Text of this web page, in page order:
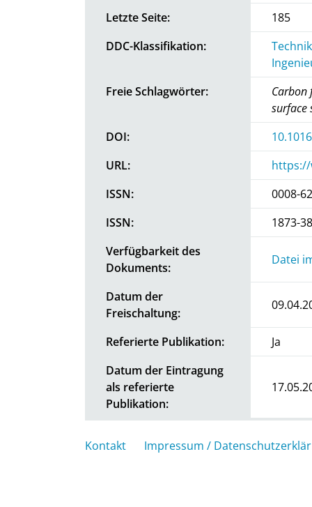
Letzte Seite:
185
DDC-Klassifikation:
Freie Schlagwörter:
Carbon
surface
DOI:
URL:
https://
ISSN:
0008-
ISSN:
1873-
Verfügbarkeit des
Dokuments:
Datei
Datum der
Freischaltung:
Referierte Publikation:
Ja
Datum der Eintragung
als referierte
Publikation:
Kontakt Impressum /